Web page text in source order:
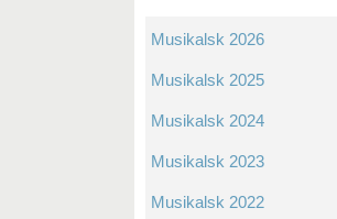
Musikalsk 2026
Musikalsk 2025
Musikalsk 2024
Musikalsk 2023
Musikalsk 2022